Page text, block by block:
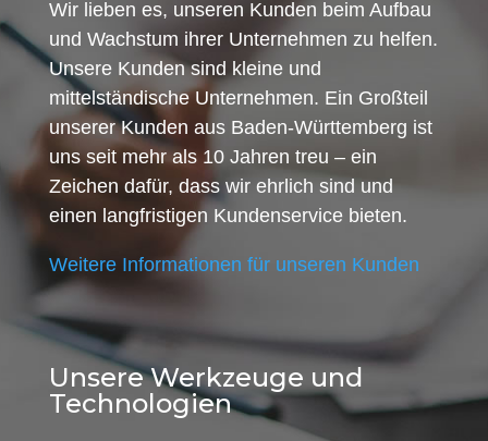
Wir lieben es, unseren Kunden beim Aufbau
und Wachstum ihrer Unternehmen zu helfen.
Unsere Kunden sind kleine und
mittelständische Unternehmen. Ein Großteil
unserer Kunden aus Baden-Württemberg ist
uns seit mehr als 10 Jahren treu – ein
Zeichen dafür, dass wir ehrlich sind und
einen langfristigen Kundenservice bieten.
Weitere Informationen für unseren Kunden
Unsere Werkzeuge und
Technologien